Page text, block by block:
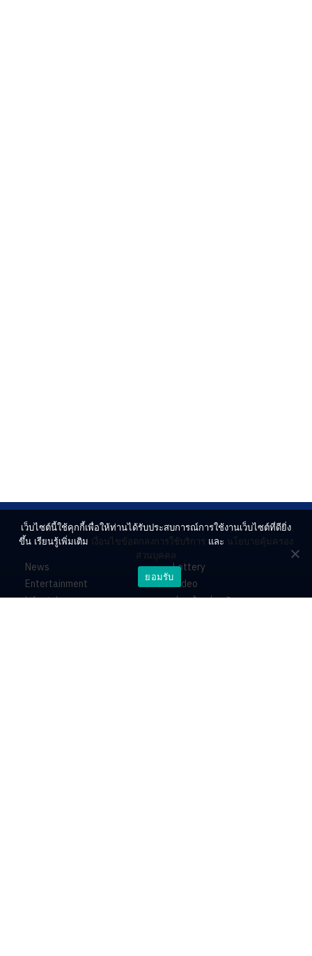
News
Entertainment
Lifestyle
Lottery
Video
ร่วมด้วยช่วยกัน
เว็บไซต์นี้ใช้คุกกี้เพื่อให้ท่านได้รับประสบการณ์การใช้งานเว็บไซต์ที่ดียิ่ง
ขึ้น เรียนรู้เพิ่มเติม เงื่อนไขข้อตกลงการใช้บริการ และ นโยบายคุ้มครอง
ส่วนบุคคล
ยอมรับ